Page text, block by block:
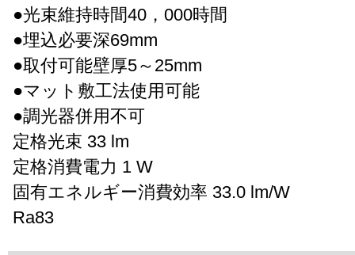
●光束維持時間40，000時間
●埋込必要深69mm
●取付可能壁厚5～25mm
●マット敷工法使用可能
●調光器併用不可
定格光束 33 lm
定格消費電力 1 W
固有エネルギー消費効率 33.0 lm/W
Ra83